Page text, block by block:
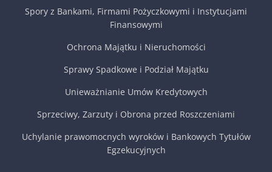
Spory z Bankami, Firmami Pożyczkowymi i Instytucjami
Finansowymi
Ochrona Majątku i Nieruchomości
Sprawy Spadkowe i Podział Majątku
Unieważnianie Umów Kredytowych
Sprzeciwy, Zarzuty i Obrona przed Roszczeniami
Uchylanie prawomocnych wyroków i Bankowych Tytułów
Egzekucyjnych